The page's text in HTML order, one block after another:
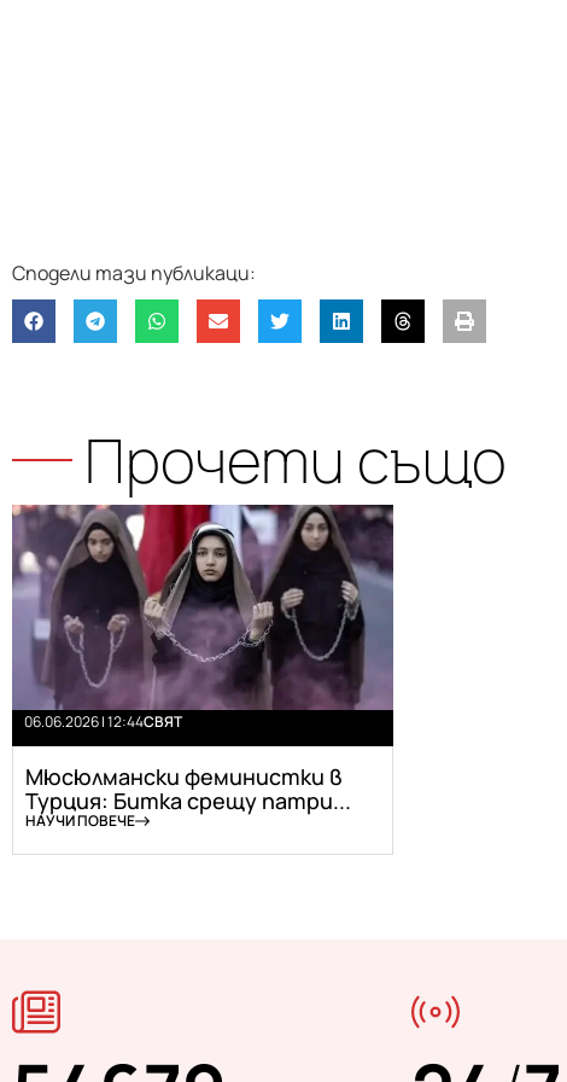
Прочети също
06.06.2026 | 12:44СВЯТ
Мюсюлмански феминистки в
Турция: Битка срещу патри...
НАУЧИ ПОВЕЧЕ